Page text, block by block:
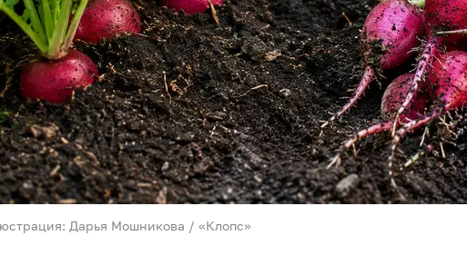
Дарья Мошникова / «Клопс»